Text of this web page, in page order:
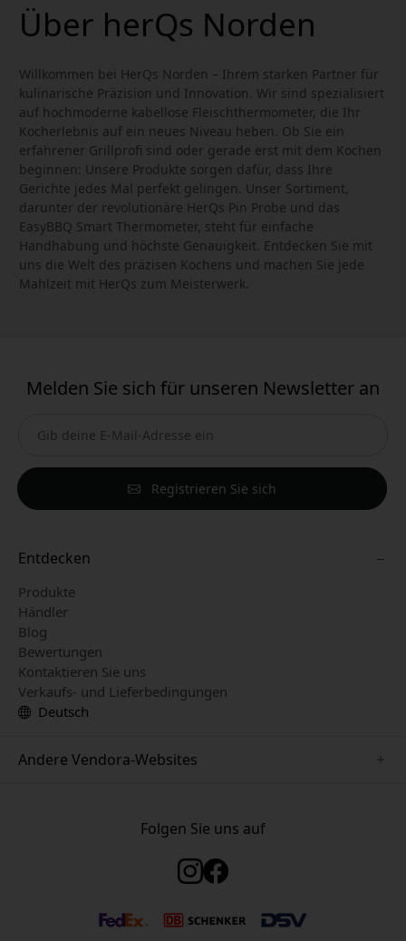
Über herQs Norden
Willkommen bei HerQs Norden – Ihrem starken Partner für
kulinarische Präzision und Innovation. Wir sind spezialisiert
auf hochmoderne kabellose Fleischthermometer, die Ihr
Kocherlebnis auf ein neues Niveau heben. Ob Sie ein
erfahrener Grillprofi sind oder gerade erst mit dem Kochen
beginnen: Unsere Produkte sorgen dafür, dass Ihre
Gerichte jedes Mal perfekt gelingen. Unser Sortiment,
darunter der revolutionäre HerQs Pin Probe und das
EasyBBQ Smart Thermometer, steht für einfache
Handhabung und höchste Genauigkeit. Entdecken Sie mit
uns die Welt des präzisen Kochens und machen Sie jede
Mahlzeit mit HerQs zum Meisterwerk.
Melden Sie sich für unseren Newsletter an
Registrieren Sie sich
Entdecken
Produkte
Händler
Blog
Bewertungen
Kontaktieren Sie uns
Verkaufs- und Lieferbedingungen
Deutsch
Andere Vendora-Websites
www.mujjo.se
Folgen Sie uns auf